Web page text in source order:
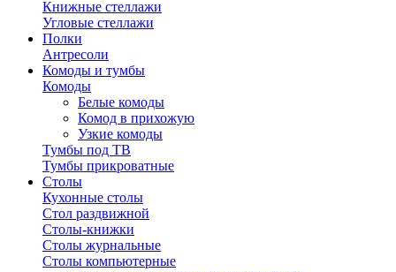
Книжные стеллажи
Угловые стеллажи
Полки
Антресоли
Комоды и тумбы
Комоды
Белые комоды
Комод в прихожую
Узкие комоды
Тумбы под ТВ
Тумбы прикроватные
Столы
Кухонные столы
Стол раздвижной
Столы-книжки
Столы журнальные
Столы компьютерные